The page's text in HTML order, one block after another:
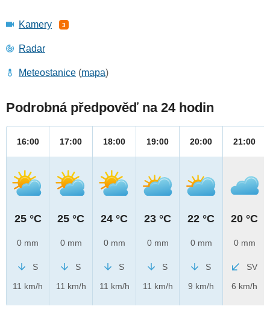
Kamery 3
Radar
Meteostanice (mapa)
Podrobná předpověď na 24 hodin
16:00
25 °C
0 mm
S
11 km/h
17:00
25 °C
0 mm
S
11 km/h
18:00
24 °C
0 mm
S
11 km/h
19:00
23 °C
0 mm
S
11 km/h
20:00
22 °C
0 mm
S
9 km/h
21:00
20 °C
0 mm
SV
6 km/h